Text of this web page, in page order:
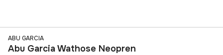
ABU GARCIA
Abu Garcia Wathose Neopren